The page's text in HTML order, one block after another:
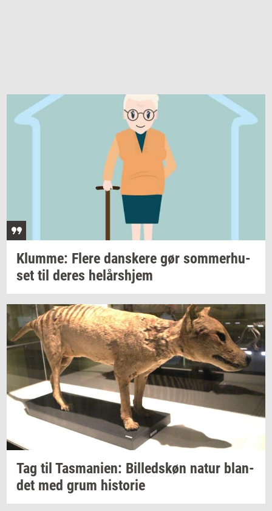
Klum­me: Flere dan­ske­re gør som­mer­hu­
set til deres helårs­hjem
Tag til Tas­ma­ni­en: Bil­leds­køn natur blan­
det med grum hi­sto­rie